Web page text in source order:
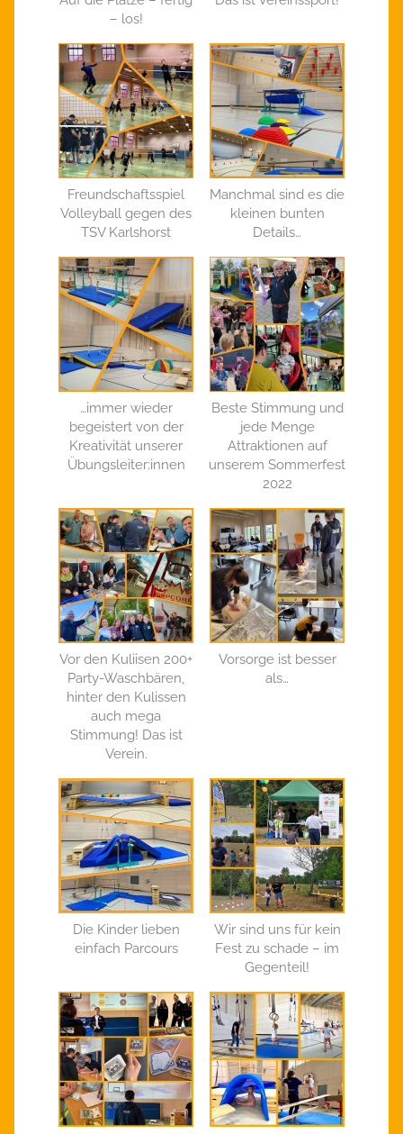
– los!
Freundschaftsspiel
Volleyball gegen des
TSV Karlshorst
Manchmal sind es die
kleinen bunten
Details…
…immer wieder
begeistert von der
Kreativität unserer
Übungsleiter:innen
Beste Stimmung und
jede Menge
Attraktionen auf
unserem Sommerfest
2022
Vor den Kuliisen 200+
Party-Waschbären,
hinter den Kulissen
auch mega
Stimmung! Das ist
Verein.
Vorsorge ist besser
als…
Die Kinder lieben
einfach Parcours
Wir sind uns für kein
Fest zu schade – im
Gegenteil!